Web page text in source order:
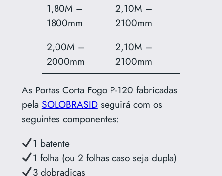
1,80M –
1800mm
2,10M –
2100mm
2,00M –
2000mm
2,10M –
2100mm
As Portas Corta Fogo P-120 fabricadas
pela SOLOBRASIDseguirá com os
seguintes componentes:
1 batente
1 folha (ou 2 folhas caso seja dupla)
3 dobradiças